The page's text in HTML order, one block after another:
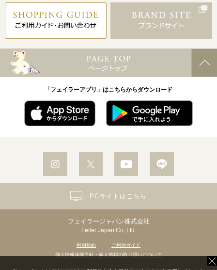
「フェイラーアプリ」はこちらからダウンロード
フェイラージャパン株式会社
Feiler Japan Co.,Ltd.
利用規約
ご利用ガイド
個人情報保護方針・個人情報の取り扱いについて
PCサイトはこちら